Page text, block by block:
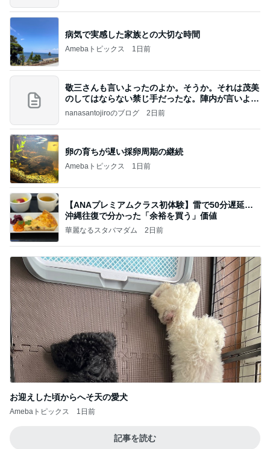
病気で実感した家族との大切な時間
Amebaトピックス 1日前
敬三さんも言いよったのよか。そうか。それは茂美
のしてはならない禁じ手だったな。陣内が言いよる
のよ
nanasantojiroのブログ 2日前
卵の育ちが遅い採卵周期の継続
Amebaトピックス 1日前
【ANAプレミアムクラス初体験】雷で50分遅延…
沖縄往復で分かった「余裕を買う」価値
華麗なるスタバマダム 2日前
お迎えした頃からへそ天の愛犬
Amebaトピックス 1日前
記事を読む